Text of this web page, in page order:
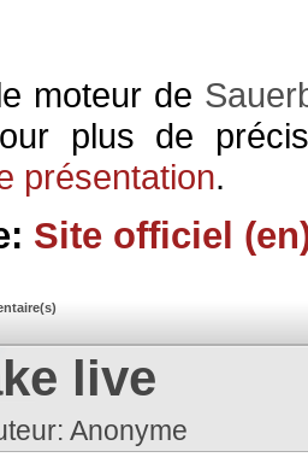
moteur de
plus de
présentation.
Site officiel
live
Anonyme